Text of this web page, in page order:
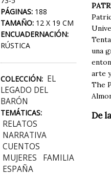
PÁGINAS: 188
TAMAÑO: 12 X 19 CM
ENCUADERNACIÓN:
RÚSTICA
COLECCIÓN: EL
LEGADO DEL
BARÓN
TEMÁTICAS:
RELATOS
NARRATIVA
CUENTOS
MUJERES
FAMILIA
ESPAÑA
una
arte
The
De